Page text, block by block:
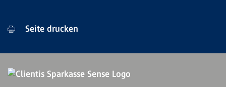
Seite drucken